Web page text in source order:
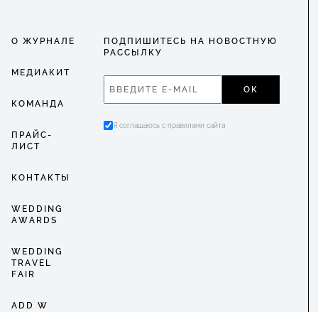
О ЖУРНАЛЕ
МЕДИАКИТ
КОМАНДА
ПРАЙС-
ЛИСТ
КОНТАКТЫ
WEDDING
AWARDS
WEDDING
TRAVEL
FAIR
ADD W
ПОДПИШИТЕСЬ НА НОВОСТНУЮ
РАССЫЛКУ
ОК
Я соглашаюсь с правилами сайта